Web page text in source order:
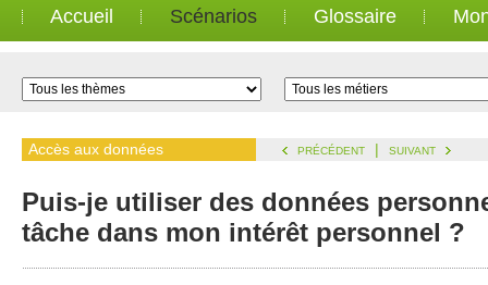
Accueil Scénarios Glossaire
Accès aux données PRÉCÉDENT | SUIVANT
Puis-je utiliser des données
tâche dans mon intérêt personnel ?